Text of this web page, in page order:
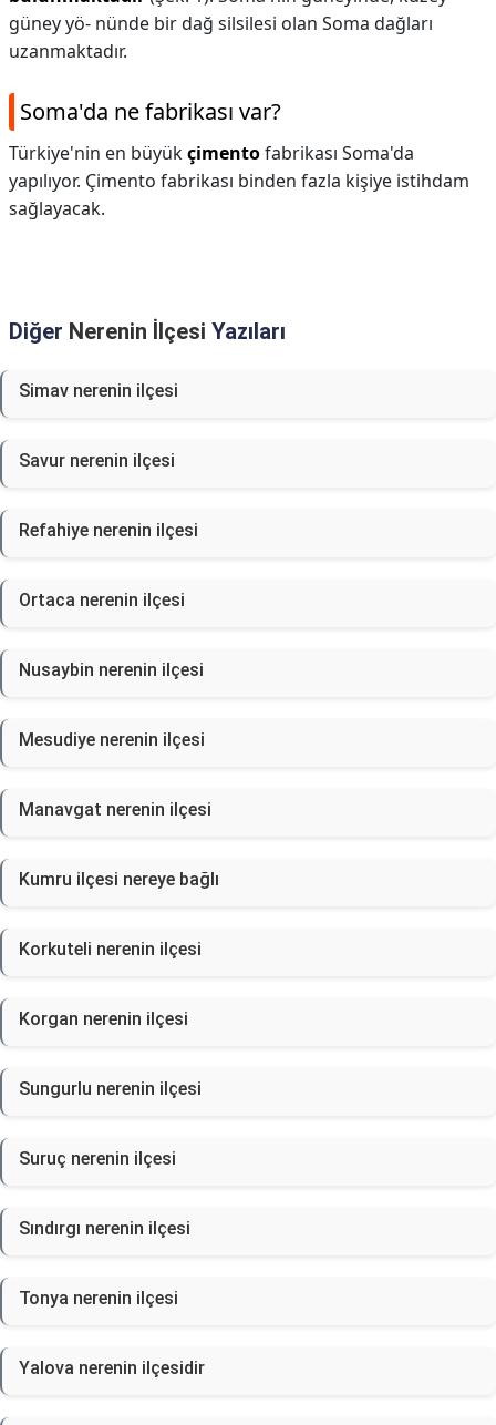
güney yö- nünde bir dağ silsilesi olan Soma dağları
uzanmaktadır.
Soma'da ne fabrikası var?
Türkiye'nin en büyükçimentofabrikası Soma'da
yapılıyor. Çimento fabrikası binden fazla kişiye istihdam
sağlayacak.
Diğer Nerenin İlçesi Yazıları
Simav nerenin ilçesi
Savur nerenin ilçesi
Refahiye nerenin ilçesi
Ortaca nerenin ilçesi
Nusaybin nerenin ilçesi
Mesudiye nerenin ilçesi
Manavgat nerenin ilçesi
Kumru ilçesi nereye bağlı
Korkuteli nerenin ilçesi
Korgan nerenin ilçesi
Sungurlu nerenin ilçesi
Suruç nerenin ilçesi
Sındırgı nerenin ilçesi
Tonya nerenin ilçesi
Yalova nerenin ilçesidir